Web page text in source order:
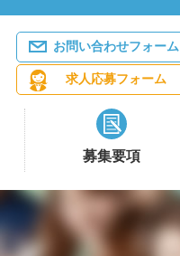
お問い合わせフォーム
求人応募フォーム
募集要項